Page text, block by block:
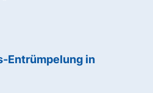
Entrümpelung in